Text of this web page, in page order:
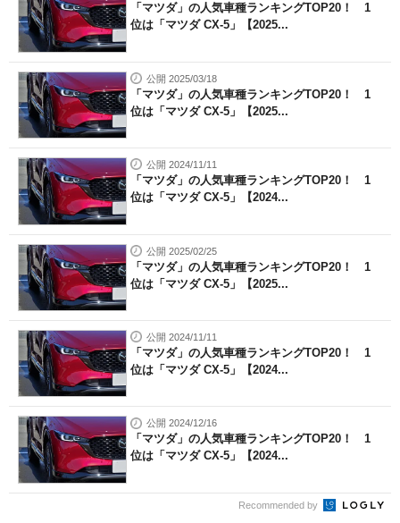
ちょっと気になるネットの話題「マツダ」の人気車種ランキングTOP20！ 1
位は「マツダ CX-5」【2025...
公開 2025/03/18
「マツダ」の人気車種ランキングTOP20！ 1
位は「マツダ CX-5」【2025...
公開 2024/11/11
「マツダ」の人気車種ランキングTOP20！ 1
位は「マツダ CX-5」【2024...
公開 2025/02/25
「マツダ」の人気車種ランキングTOP20！ 1
位は「マツダ CX-5」【2025...
公開 2024/11/11
「マツダ」の人気車種ランキングTOP20！ 1
位は「マツダ CX-5」【2024...
公開 2024/12/16
「マツダ」の人気車種ランキングTOP20！ 1
位は「マツダ CX-5」【2024...
Recommended by